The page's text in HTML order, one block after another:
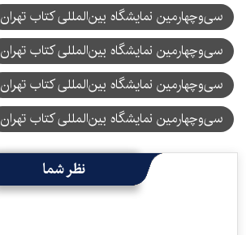
سی‌و‌چهارمین نمایشگاه بین‌المللی کتاب تهران
سی‌وچهارمین نمایشگاه بین‌المللی کتاب تهران
سی‌وچهارمین نمایشگاه بین‌المللی کتاب تهران
سی‌‌وچهارمین نمایشگاه بین‌المللی کتاب تهران
نظر شما